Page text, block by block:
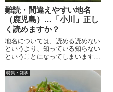
難読・間違えやすい地名
（鹿児島）…「小川」正し
く読めますか？
地名については、読める読めない
というより、知っている知らない
ということになってしまいます。
地名がありますが、正しく読めま
すか？答えは本文でお願いしま
す。知らないと読めませんよね？
特集・雑学